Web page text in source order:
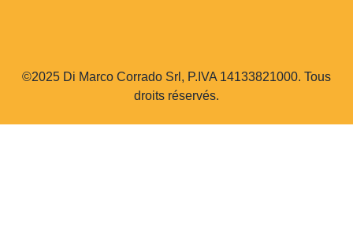
©2025 Di Marco Corrado Srl, P.IVA 14133821000. Tous
droits réservés.